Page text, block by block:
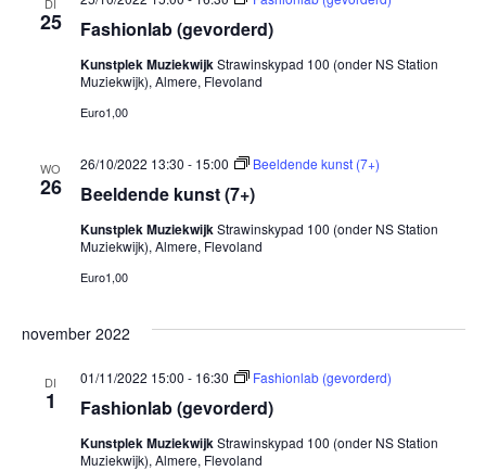
DI
25 Fashionlab (gevorderd)
Kunstplek MuziekwijkStrawinskypad 100 (onder NS Station
Muziekwijk), Almere, Flevoland
Euro1,00
WO
26 Beeldende kunst (7+)
26/10/2022 13:30 - 15:00 Beeldende kunst (7+)
Kunstplek MuziekwijkStrawinskypad 100 (onder NS Station
Muziekwijk), Almere, Flevoland
Euro1,00
november 2022
DI
1 Fashionlab (gevorderd)
01/11/2022 15:00 - 16:30 Fashionlab (gevorderd)
Kunstplek MuziekwijkStrawinskypad 100 (onder NS Station
Muziekwijk), Almere, Flevoland